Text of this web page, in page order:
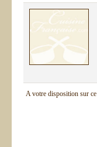
A votre disposition sur